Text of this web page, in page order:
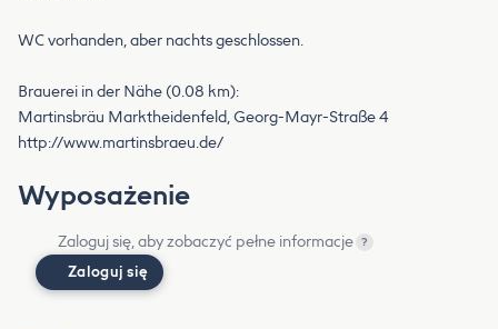
WC vorhanden, aber nachts geschlossen.
Brauerei in der Nähe (0.08 km):
Martinsbräu Marktheidenfeld, Georg-Mayr-Straße 4
http://www.martinsbraeu.de/
Wyposażenie
Zaloguj się, aby zobaczyć pełne informacje ?
Zaloguj się